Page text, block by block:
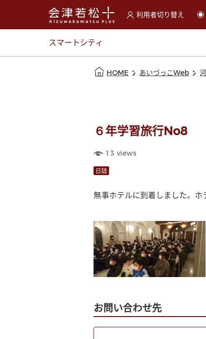
利用者切り替え
選択すると利用者の切
スマートシティ
HOME あいづっこWeb
６年学習旅行No8
13 views
日誌
無事ホテルに到着しました。ホ
お問い合わせ先